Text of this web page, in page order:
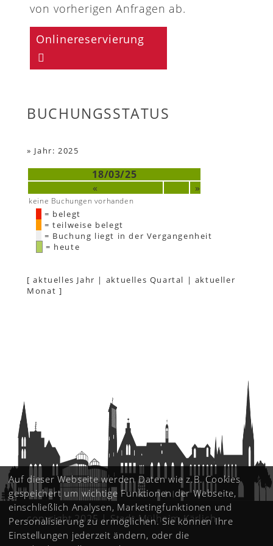
von vorherigen Anfragen ab.
Onlinereservierung
BUCHUNGSSTATUS
» Jahr: 2025
18/03/25
«
»
keine Buchungen vorhanden
= belegt
= teilweise belegt
= Buchung liegt in der Vergangenheit
= heute
[aktuelles Jahr | aktuelles Quartal | aktueller
Monat ]
copyright 2025 | Stadt Mülheim-Kärlich
Auf dieser Webseite werden Daten wie z.B. Cookies
gespeichert um wichtige Funktionen der Webseite,
einschließlich Analysen, Marketingfunktionen und
Personalisierung zu ermöglichen. Sie können Ihre
Einstellungen jederzeit ändern, oder die